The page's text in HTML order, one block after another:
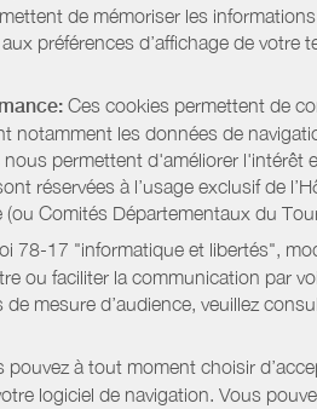
de mémoriser les
préférences d’affichage de
Ces cookies permettent de
notamment les données de
permettent d'améliorer
réservées à l’usage exclusif de
Comités Départementaux du
78-17 "informatique et libertés",
ou faciliter la communication par
mesure d’audience, veuillez
pouvez à tout moment choisir
logiciel de navigation. Vous